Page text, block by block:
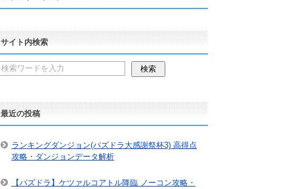
サイト内検索
最近の投稿
ランキングダンジョン(パズドラ大感謝祭杯3) 高得点
攻略・ダンジョンデータ解析
【パズドラ】ケツァルコアトル降臨 ノーコン攻略・